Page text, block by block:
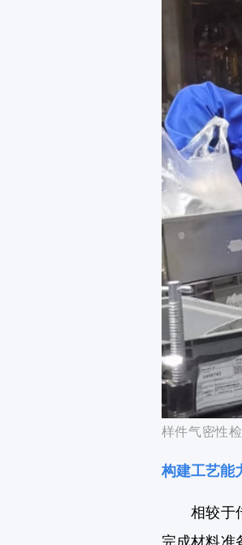
样件气密性
构建工艺能
相较于传
完成材料准